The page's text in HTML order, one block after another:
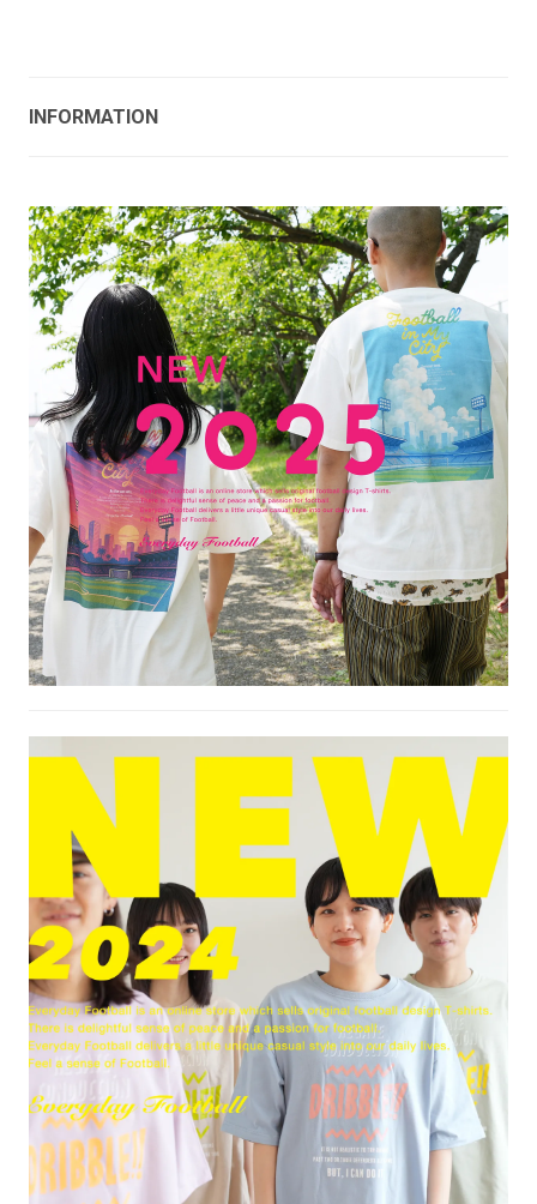
INFORMATION